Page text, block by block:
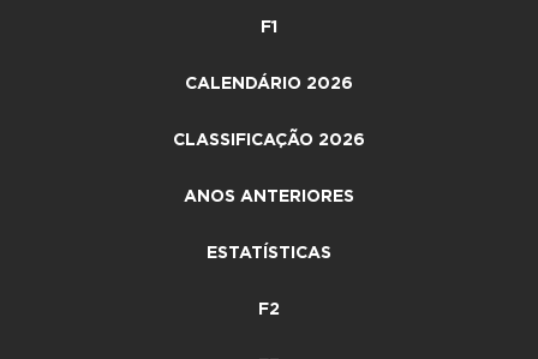
F1
CALENDÁRIO 2026
CLASSIFICAÇÃO 2026
ANOS ANTERIORES
ESTATÍSTICAS
F2